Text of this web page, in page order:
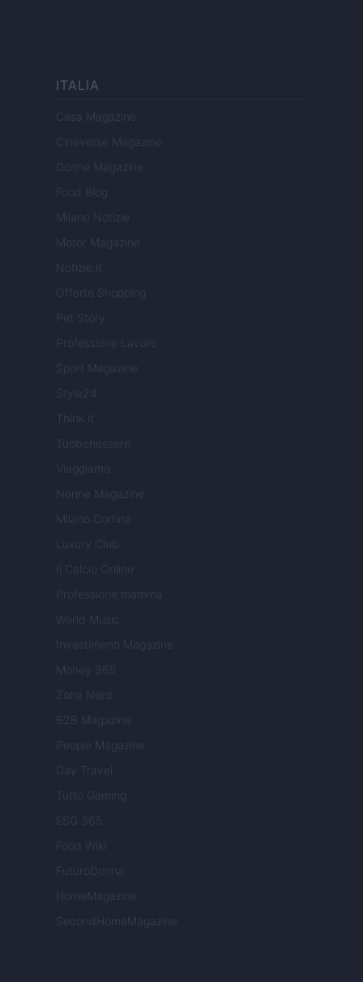
ITALIA
Casa Magazine
Cineverse Magazine
Donne Magazine
Food Blog
Milano Notizie
Motor Magazine
Notizie.it
Offerte Shopping
Pet Story
Professione Lavoro
Sport Magazine
Style24
Think.it
Tuobenessere
Viaggiamo
Nonne Magazine
Milano Cortina
Luxury Club
Il Calcio Online
Professione mamma
World Music
Investimenti Magazine
Money 365
Zona Nerd
B2B Magazine
People Magazine
Day Travel
Tutto Gaming
ESG 365
Food Wiki
FuturoDonna
HomeMagazine
SecondHomeMagazine